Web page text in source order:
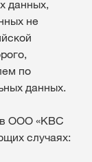
данных,
не
по
данных.
в ООО «КВС
случаях: